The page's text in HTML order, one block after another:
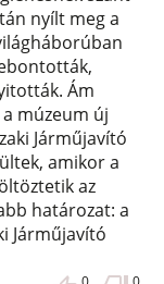
nyílt meg a
Ám
múzeum új
Járműjavító
amikor a
az
határozat: a
Járműjavító